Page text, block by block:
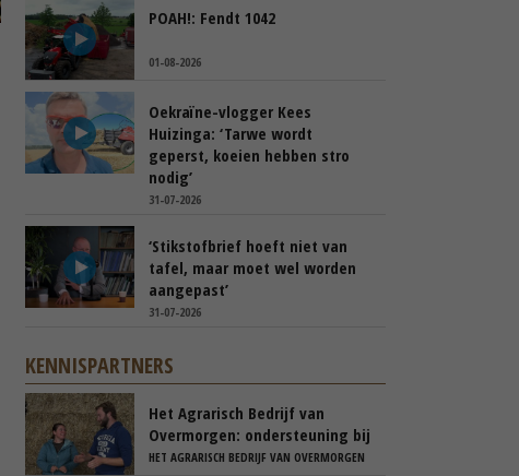
POAH!: Fendt 1042
01-08-2026
Oekraïne-vlogger Kees
Huizinga: ‘Tarwe wordt
geperst, koeien hebben stro
nodig’
31-07-2026
‘Stikstofbrief hoeft niet van
tafel, maar moet wel worden
aangepast’
31-07-2026
KENNISPARTNERS
Het Agrarisch Bedrijf van
Overmorgen: ondersteuning bij
je bedrijfsovernameproces
HET AGRARISCH BEDRIJF VAN OVERMORGEN